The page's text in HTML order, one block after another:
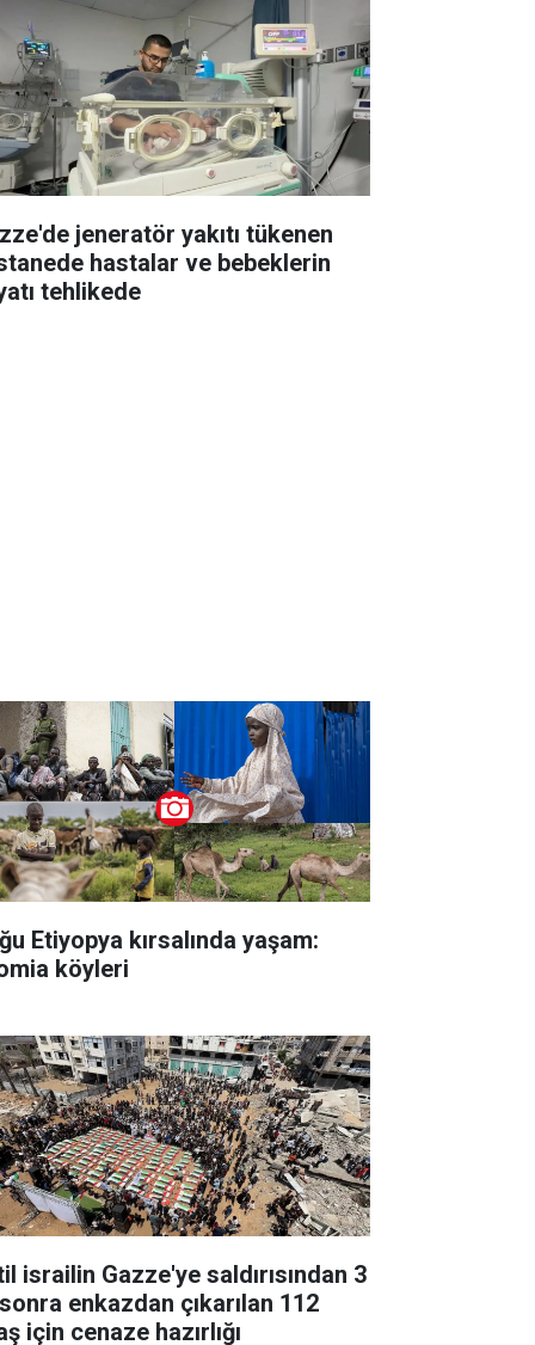
jeneratör yakıtı tükenen
hastalar ve bebeklerin
tehlikede
Etiyopya kırsalında yaşam:
köyleri
israilin Gazze'ye saldırısından 3
enkazdan çıkarılan 112
için cenaze hazırlığı